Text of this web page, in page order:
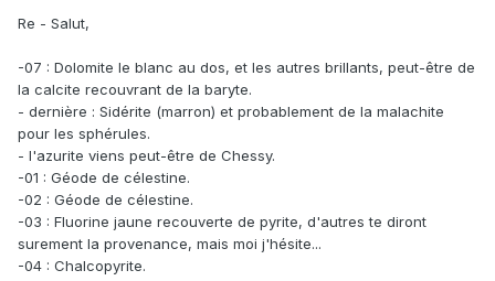
Re - Salut,
-07 : Dolomite le blanc au dos, et les autres brillants, peut-être de
la calcite recouvrant de la baryte.
- dernière : Sidérite (marron) et probablement de la malachite
pour les sphérules.
- l'azurite viens peut-être de Chessy.
-01 : Géode de célestine.
-02 : Géode de célestine.
-03 : Fluorine jaune recouverte de pyrite, d'autres te diront
surement la provenance, mais moi j'hésite...
-04 : Chalcopyrite.